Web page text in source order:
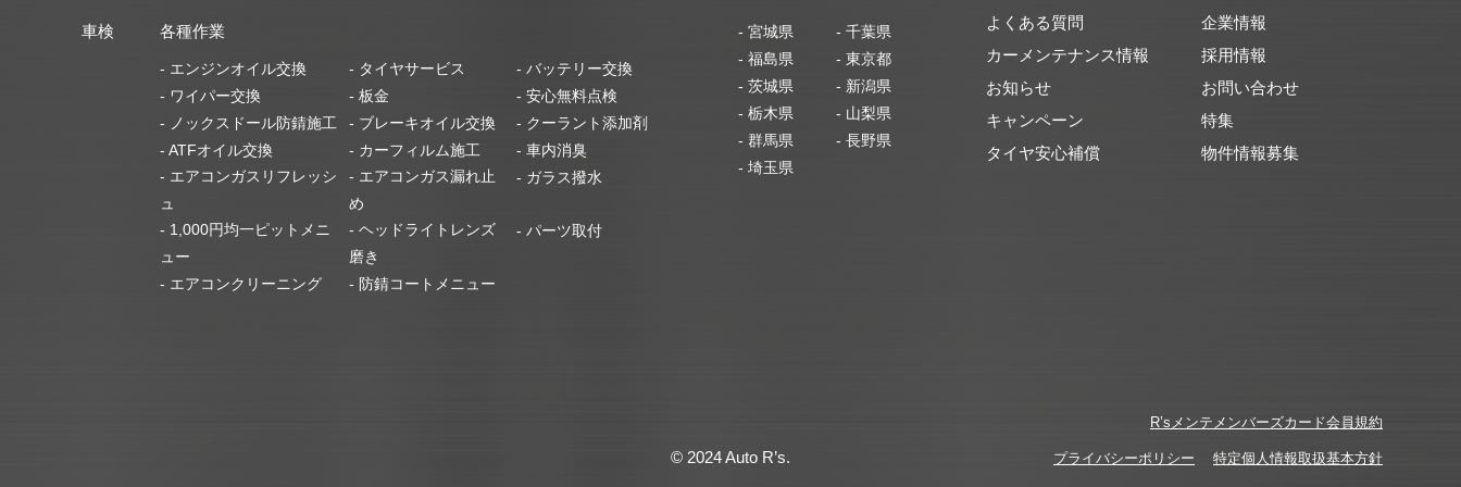
車検 各種作業
- エンジンオイル交換 - タイヤサービス
- バッテリー交換
- ワイパー交換
- 板金
- 安心無料点検
- ノックスドール防錆施工
- ブレーキオイル交換
- クーラント添加剤
- ATFオイル交換
- カーフィルム施工
- 車内消臭
- エアコンガスリフレッシ
ュ
- エアコンガス漏れ止
め
- ガラス撥水
- 1,000円均一ピットメニ
ュー
- ヘッドライトレンズ
磨き
- パーツ取付
- エアコンクリーニング - 防錆コートメニュー
- 宮城県
- 福島県
- 茨城県
- 栃木県
- 群馬県
- 埼玉県
- 千葉県
- 東京都
- 新潟県
- 山梨県
- 長野県
よくある質問
企業情報
カーメンテナンス情報
採用情報
お知らせ
お問い合わせ
キャンペーン
特集
タイヤ安心補償
物件情報募集
© 2024 Auto R’s.
R’sメンテメンバーズカード会員規約
プライバシーポリシー 特定個人情報取扱基本方針